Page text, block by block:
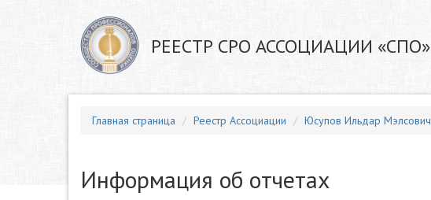
РЕЕСТР СРО АССОЦИАЦИИ «СПО»
Главная страница Реестр Ассоциации Юсупов Ильдар Мэлсович
Информация об отчетах